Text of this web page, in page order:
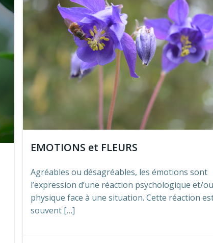
EMOTIONS et FLEURS
Agréables ou désagréables, les émotions sont
l’expression d’une réaction psychologique et/
physique face à une situation. Cette réaction
souvent […]